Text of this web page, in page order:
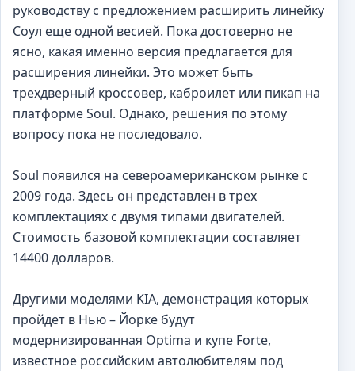
руководству с предложением расширить линейку
Соул еще одной весией. Пока достоверно не
ясно, какая именно версия предлагается для
расширения линейки. Это может быть
трехдверный кроссовер, каброилет или пикап на
платформе Soul. Однако, решения по этому
вопросу пока не последовало.
Soul появился на североамериканском рынке с
2009 года. Здесь он представлен в трех
комплектациях с двумя типами двигателей.
Стоимость базовой комплектации составляет
14400 долларов.
Другими моделями KIA, демонстрация которых
пройдет в Нью – Йорке будут
модернизированная Optima и купе Forte,
известное российским автолюбителям под